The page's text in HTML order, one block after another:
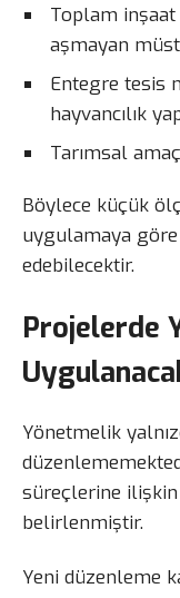
Toplam
aşmayan
Entegre tesis
hayvancılık
Tarımsal
Böylece küçük
uygulamaya
edebilecektir.
Projelerde
Yönetmelik
süreçlerine
belirlenmiştir.
Yeni düzenleme